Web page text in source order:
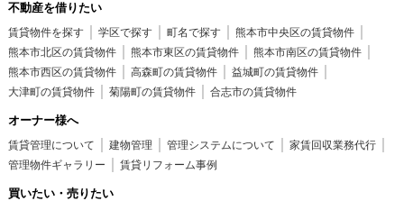
不動産を借りたい
賃貸物件を探す 学区で探す 町名で探す
熊本市中央区の賃貸物件
熊本市北区の賃貸物件
熊本市東区の賃貸物件
熊本市南区の賃貸物件
熊本市西区の賃貸物件
高森町の賃貸物件
益城町の賃貸物件
大津町の賃貸物件
菊陽町の賃貸物件 合志市の賃貸物件
オーナー様へ
賃貸管理について 建物管理 管理システムについて
家賃回収業務代行
管理物件ギャラリー
賃貸リフォーム事例
買いたい・売りたい